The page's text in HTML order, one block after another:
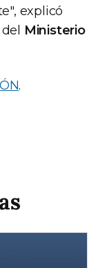
explicó
Ministerio
.